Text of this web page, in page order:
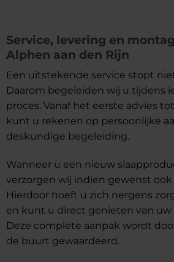
Service, levering en
Alphen aan den Rijn
Een uitstekende service stopt
Daarom begeleiden wij u tijdens
proces. Vanaf het eerste advies
kunt u rekenen op persoonlijke
deskundige begeleiding.
Wanneer u een nieuw
verzorgen wij indien gewenst
Hierdoor hoeft u zich nergens
en kunt u direct genieten van uw
Deze complete aanpak wordt
de buurt gewaardeerd.